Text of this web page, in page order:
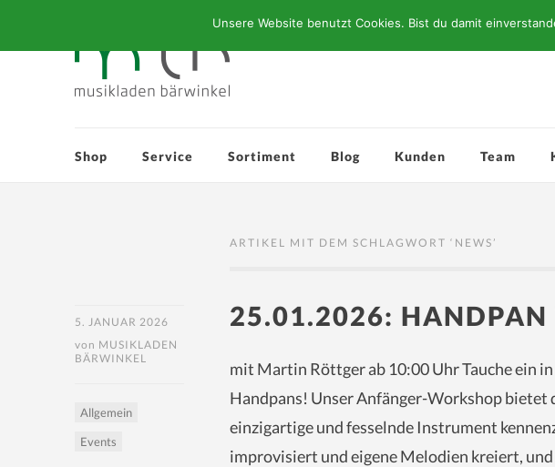
Shop Service Sortiment Blog Kunden Team
ARTIKEL MIT DEM SCHLAGWORT ‘ NEWS’
5. JANUAR 2026
von MUSIKLADEN
BÄRWINKEL
Allgemein
Events
25.01.2026: HANDPAN
mit Martin Röttger ab 10:00 Uhr Tauche ein
Handpans! Unser Anfänger-Workshop bietet
einzigartige und fesselnde Instrument
improvisiert und eigene Melodien kreiert,
Unsere Website benutzt Cookies. Bist du damit